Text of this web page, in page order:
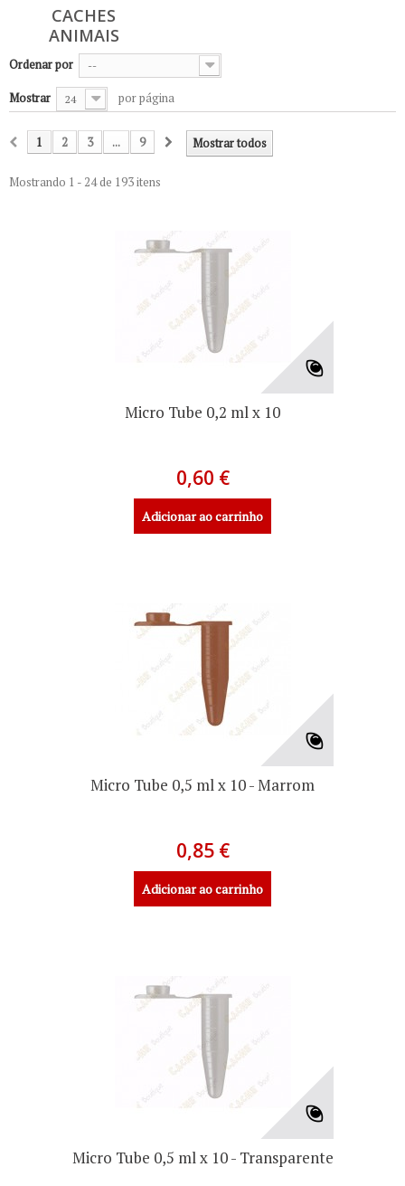
CACHES
ANIMAIS
Ordenar por --
Mostrar 24 por página
Mostrar todos
1 2 3 ... 9
Mostrando 1 - 24 de 193 itens
Micro Tube 0,2 ml x 10
0,60 €
Adicionar ao carrinho
Micro Tube 0,5 ml x 10 - Marrom
0,85 €
Adicionar ao carrinho
Micro Tube 0,5 ml x 10 - Transparente